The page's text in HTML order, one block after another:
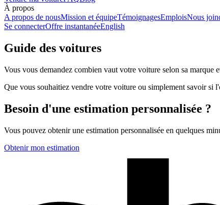
À propos
A propos de nousMission et équipeTémoignagesEmploisNous
Se connecterOffre instantanéeEnglish
Guide des voitures
Vous vous demandez combien vaut votre voiture selon sa marque
Que vous souhaitiez vendre votre voiture ou simplement savoir si
Besoin d'une estimation personnalisée ?
Vous pouvez obtenir une estimation personnalisée en quelques
Obtenir mon estimation